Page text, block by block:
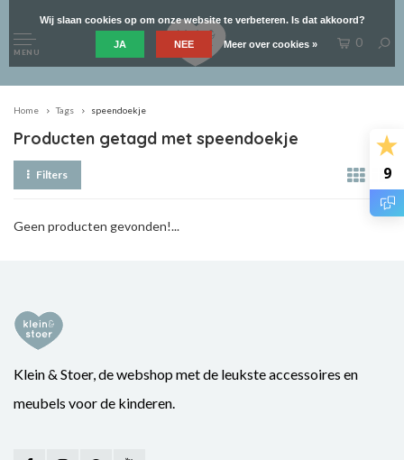
9
MENU
0
Home Tags speendoekje
Producten getagd met speendoekje
Filters
Geen producten gevonden!...
Klein & Stoer, de webshop met de leukste accessoires en
meubels voor de kinderen.
Wij slaan cookies op om onze website te verbeteren. Is dat akkoord?
JA NEE Meer over cookies »